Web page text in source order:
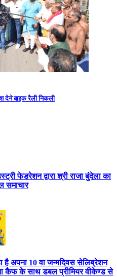
देने बाइक रैली निकली
फेडरेशन द्वारा श्री राजा बुंदेला का
समाचार
है अपना 10 वा जन्मदिवस सेलिब्रेशन
कैफ के साथ डबल प्रीमियर वीकेण्ड से